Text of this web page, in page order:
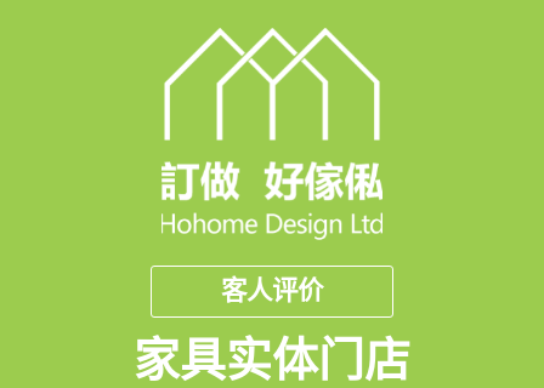
客人评价
家具实体门店